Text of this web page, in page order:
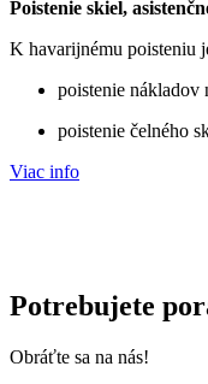
Poistenie skiel,
K havarijnému poisteniu
poistenie nákladov
poistenie čelného
Viac info
Potrebujete
Obráťte sa na nás!